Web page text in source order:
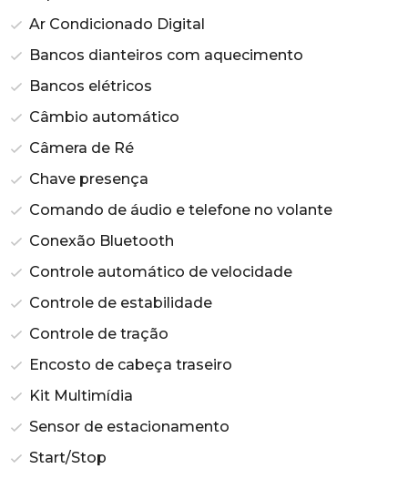
Ar Condicionado Digital
Bancos dianteiros com aquecimento
Bancos elétricos
Câmbio automático
Câmera de Ré
Chave presença
Comando de áudio e telefone no volante
Conexão Bluetooth
Controle automático de velocidade
Controle de estabilidade
Controle de tração
Encosto de cabeça traseiro
Kit Multimídia
Sensor de estacionamento
Start/Stop